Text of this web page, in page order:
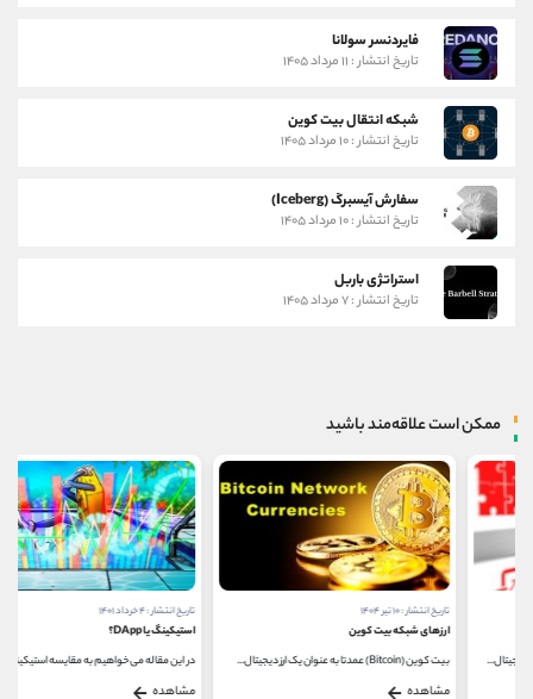
فایردنسر سولانا
تاریخ انتشار : ۱۱ مرداد ۱۴۰۵
شبکه انتقال بیت کوین
تاریخ انتشار : ۱۰ مرداد ۱۴۰۵
سفارش آیسبرگ (Iceberg)
تاریخ انتشار : ۱۰ مرداد ۱۴۰۵
استراتژی باربل
تاریخ انتشار : ۷ مرداد ۱۴۰۵
ممکن است علاقه‌مند باشید
ارزهای شبکه بیت ‌کوین
بیت‌ کوین (Bitcoin) عمدتا به ‌عنوان یک ارز دیجیتال...
در این مقاله می خواهیم به مقایسه استیکینگ و DApp...